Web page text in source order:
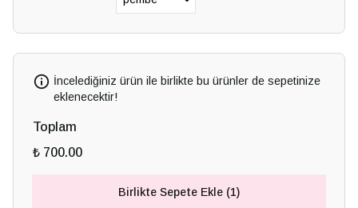
İncelediğiniz ürün ile birlikte bu ürünler de sepetinize
eklenecektir!
Toplam
₺ 700.00
Birlikte Sepete Ekle (1)